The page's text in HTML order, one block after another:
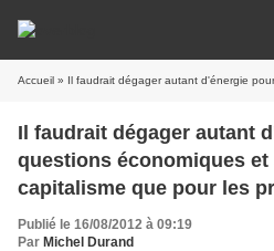
Accueil » Il faudrait dégager autant d'énergie pour les questions
Il faudrait dégager autant
questions économiques et
capitalisme que pour les
Publié le 16/08/2012 à 09:19
Par Michel Durand